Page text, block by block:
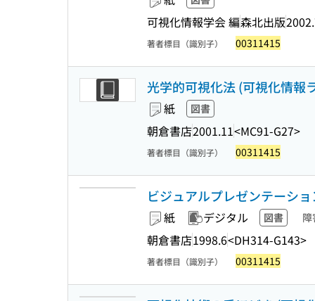
可視化情報学会 編森北出版
著者標目（識別子） 00311415
光学的可視化法 (可視化情報
紙 図書
朝倉書店2001.11<MC91-G27>
著者標目（識別子） 00311415
ビジュアルプレゼンテーシ
紙 デジタル 図書
朝倉書店1998.6<DH314-G143>
著者標目（識別子） 00311415